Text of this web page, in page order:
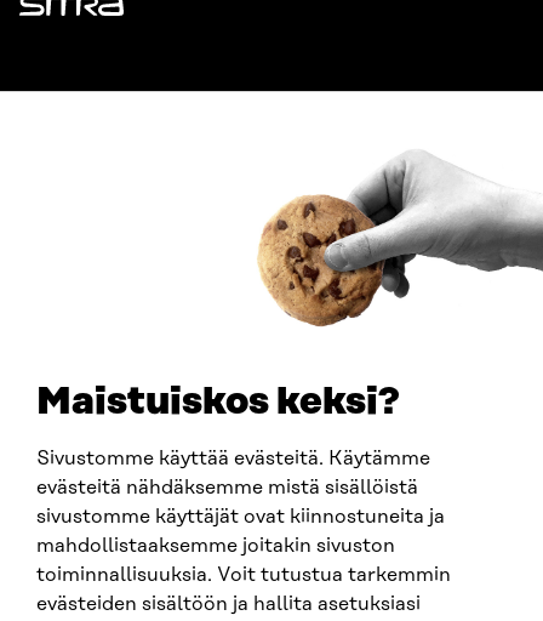
Maistuiskos keksi?
Sivustomme käyttää evästeitä. Käytämme
evästeitä nähdäksemme mistä sisällöistä
sivustomme käyttäjät ovat kiinnostuneita ja
mahdollistaaksemme joitakin sivuston
toiminnallisuuksia. Voit tutustua tarkemmin
evästeiden sisältöön ja hallita asetuksiasi
Sitra
firstname.lastname@sitra.fi
SITRA ON SOCIAL MEDIA
LinkedIn